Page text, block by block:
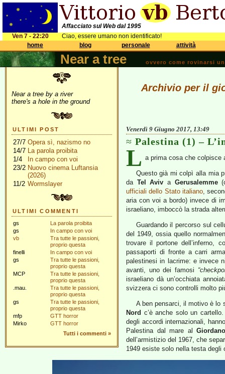
Affacciato sul Web dal 1995
Ven 7 - 22:20
Ciao, essere umano non identificato!
home
blog personale attività
Near a tree ovvero come rovinarsi
Near a tree by a river
there's a hole in the ground
ULTIMI POST
27/7 Opera sì, nazismo no
14/7 La parola proibita
1/4
In campo con voi
23/2 Nuovo cinema Luftansia
(2026)
11/2 Wormslayer
ULTIMI COMMENTI
gs
La parola proibita
gs
In campo con voi
vb
Tra tutte le passioni,
proprio questa
finelli
In campo con voi
gs
Tra tutte le passioni,
proprio questa
MCP
Tra tutte le passioni,
proprio questa
.mau.
Tra tutte le passioni,
proprio questa
gs
Tra tutte le passioni,
proprio questa
mfp
GTT horror
Mirko
GTT horror
Tutti i commenti »
Archivio per il
Venerdì 9 Giugno 2017, 13:49
Palestina (1) –
L a prima cosa che colpisce
Questo già mi colpì alla mia
da Tel Aviv a Gerusalemme
ufficiali dello Stato italiano,
aria con voi a bordo) invece di
israeliano, imboccò la strada
Guardando il percorso sul
del 1949, ossia quello
trovare il portone dell’inferno,
passaporti di fronte a carri
palestinesi in lacrime: e invece
avanti, uno dei famosi
israeliano dà un’occhiata
svizzera ci sono controlli molto
A ben pensarci, il motivo è lo
Nord c’è anche solo un
degli accordi internazionali,
Palestina dal mare al Giordano
dell’armistizio del 1967, che
1949 esiste solo nella testa degli